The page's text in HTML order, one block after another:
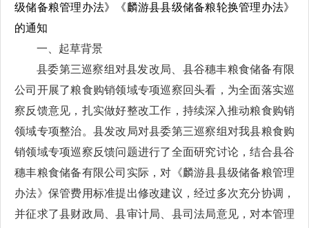
级储备粮管理办法》《麟游县县级储备粮轮换管理办法》
的通知
一、起草背景
县委第三巡察组对县发改局、县谷穗丰粮食储备有限
公司开展了粮食购销领域专项巡察回头看，为全面落实巡
察反馈意见，扎实做好整改工作，持续深入推动粮食购销
领域专项整治。县发改局对县委第三巡察组对我县粮食购
销领域专项巡察反馈问题进行了全面研究讨论，结合县谷
穗丰粮食储备有限公司实际，对《麟游县县级储备粮管理
办法》保管费用标准提出修改建议，经过多次充分协调，
并征求了县财政局、县审计局、县司法局意见，对本管理